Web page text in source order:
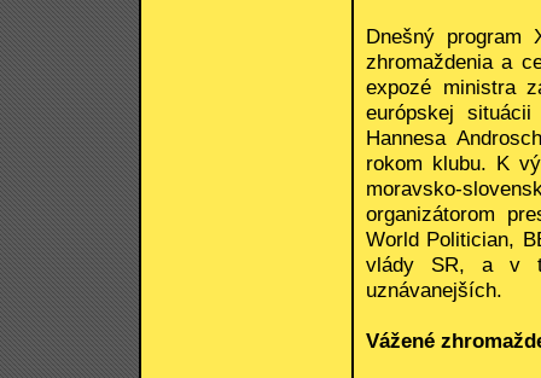
Dnešný program
zhromaždenia a
expozé ministra
európskej
Hannesa
rokom klubu. K
moravsko-
organizátorom
World Politician,
vlády SR, a v
uznávanejších.
Vážené